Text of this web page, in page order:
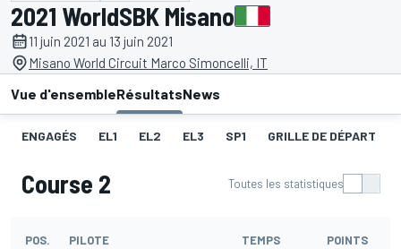
2021 WorldSBK Misano
11 juin 2021 au 13 juin 2021
Misano World Circuit Marco Simoncelli, IT
Vue d'ensembleRésultatsNews
ENGAGÉS EL1 EL2 EL3 SP1 GRILLE DE DÉPART
Course 2 Toutes les statistiques
POS. PILOTE TEMPS POINTS